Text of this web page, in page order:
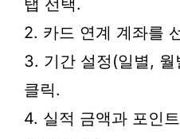
탭 선택.
2. 카드 연계 계좌를
3. 기간 설정(일별,
클릭.
4. 실적 금액과 포인